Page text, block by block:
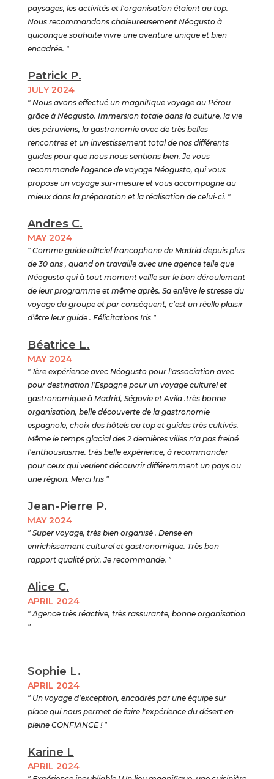
paysages, les activités et l'organisation étaient au top.
Nous recommandons chaleureusement Néogusto à
quiconque souhaite vivre une aventure unique et bien
encadrée. "
Patrick P.
JULY 2024
" Nous avons effectué un magnifique voyage au Pérou
grâce à Néogusto. Immersion totale dans la culture, la vie
des péruviens, la gastronomie avec de très belles
rencontres et un investissement total de nos différents
guides pour que nous nous sentions bien. Je vous
recommande l’agence de voyage Néogusto, qui vous
propose un voyage sur-mesure et vous accompagne au
mieux dans la préparation et la réalisation de celui-ci. "
Andres C.
MAY 2024
" Comme guide officiel francophone de Madrid depuis plus
de 30 ans , quand on travaille avec une agence telle que
Néogusto qui à tout moment veille sur le bon déroulement
de leur programme et même après. Sa enlève le stresse du
voyage du groupe et par conséquent, c’est un réelle plaisir
d’être leur guide . Félicitations Iris "
Béatrice L.
MAY 2024
" 1ère expérience avec Néogusto pour l'association avec
pour destination l'Espagne pour un voyage culturel et
gastronomique à Madrid, Ségovie et Avila .très bonne
organisation, belle découverte de la gastronomie
espagnole, choix des hôtels au top et guides très cultivés.
Même le temps glacial des 2 dernières villes n'a pas freiné
l'enthousiasme. très belle expérience, à recommander
pour ceux qui veulent découvrir différemment un pays ou
une région. Merci Iris "
Jean-Pierre P.
MAY 2024
" Super voyage, très bien organisé . Dense en
enrichissement culturel et gastronomique. Très bon
rapport qualité prix. Je recommande. "
Alice C.
APRIL 2024
" Agence très réactive, très rassurante, bonne organisation
"
Sophie L.
APRIL 2024
" Un voyage d'exception, encadrés par une équipe sur
place qui nous permet de faire l'expérience du désert en
pleine CONFIANCE ! "
Karine L
APRIL 2024